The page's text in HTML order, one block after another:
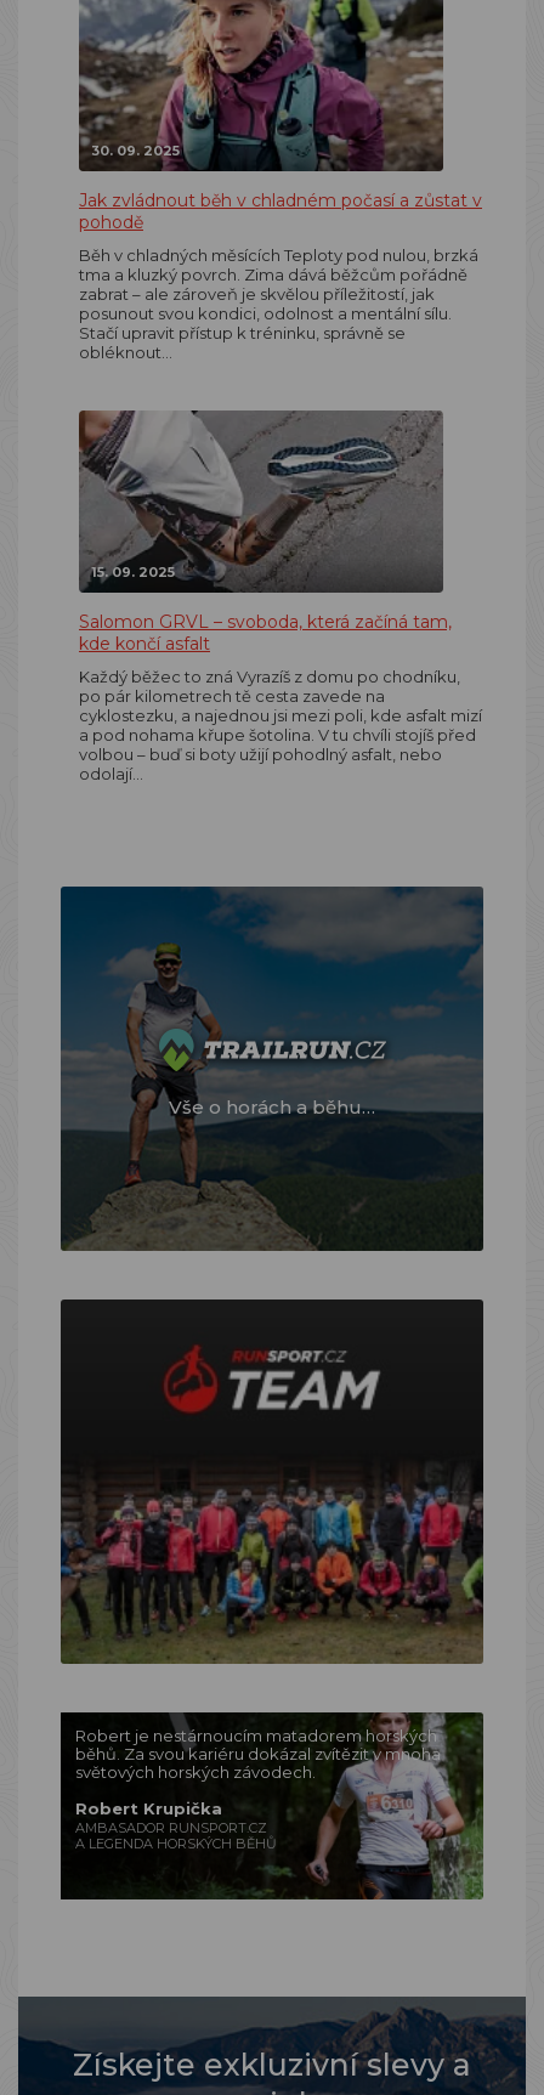
30. 09. 2025
Jak zvládnout běh v chladném počasí a zůstat v
pohodě
Běh v chladných měsících Teploty pod nulou, brzká
tma a kluzký povrch. Zima dává běžcům pořádně
zabrat – ale zároveň je skvělou příležitostí, jak
posunout svou kondici, odolnost a mentální sílu.
Stačí upravit přístup k tréninku, správně se
obléknout…
15. 09. 2025
Salomon GRVL – svoboda, která začíná tam,
kde končí asfalt
Každý běžec to zná Vyrazíš z domu po chodníku,
po pár kilometrech tě cesta zavede na
cyklostezku, a najednou jsi mezi poli, kde asfalt mizí
a pod nohama křupe šotolina. V tu chvíli stojíš před
volbou – buď si boty užijí pohodlný asfalt, nebo
odolají…
Vše o horách a běhu…
Robert je nestárnoucím matadorem horských
běhů. Za svou kariéru dokázal zvítězit v mnoha
světových horských závodech.
Robert Krupička
AMBASADOR RUNSPORT.CZ
A LEGENDA HORSKÝCH BĚHŮ
Získejte exkluzivní slevy a